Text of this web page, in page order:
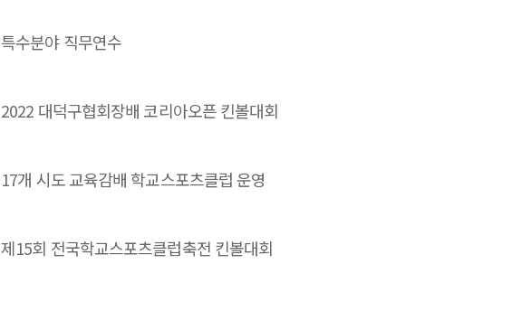
특수분야 직무연수
2022 대덕구협회장배 코리아오픈 킨볼대회
17개 시도 교육감배 학교스포츠클럽 운영
제15회 전국학교스포츠클럽축전 킨볼대회